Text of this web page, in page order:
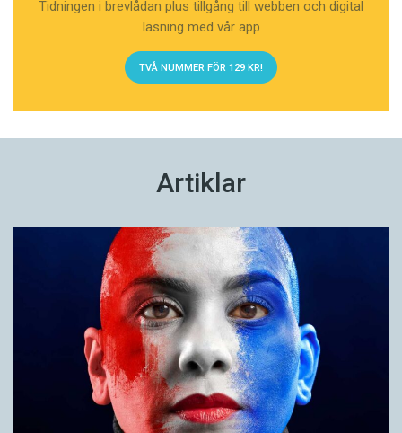
Tidningen i brevlådan plus tillgång till webben och digital
läsning med vår app
TVÅ NUMMER FÖR 129 KR!
Artiklar